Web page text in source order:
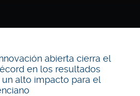
abierta cierra el
en los resultados
alto impacto para el